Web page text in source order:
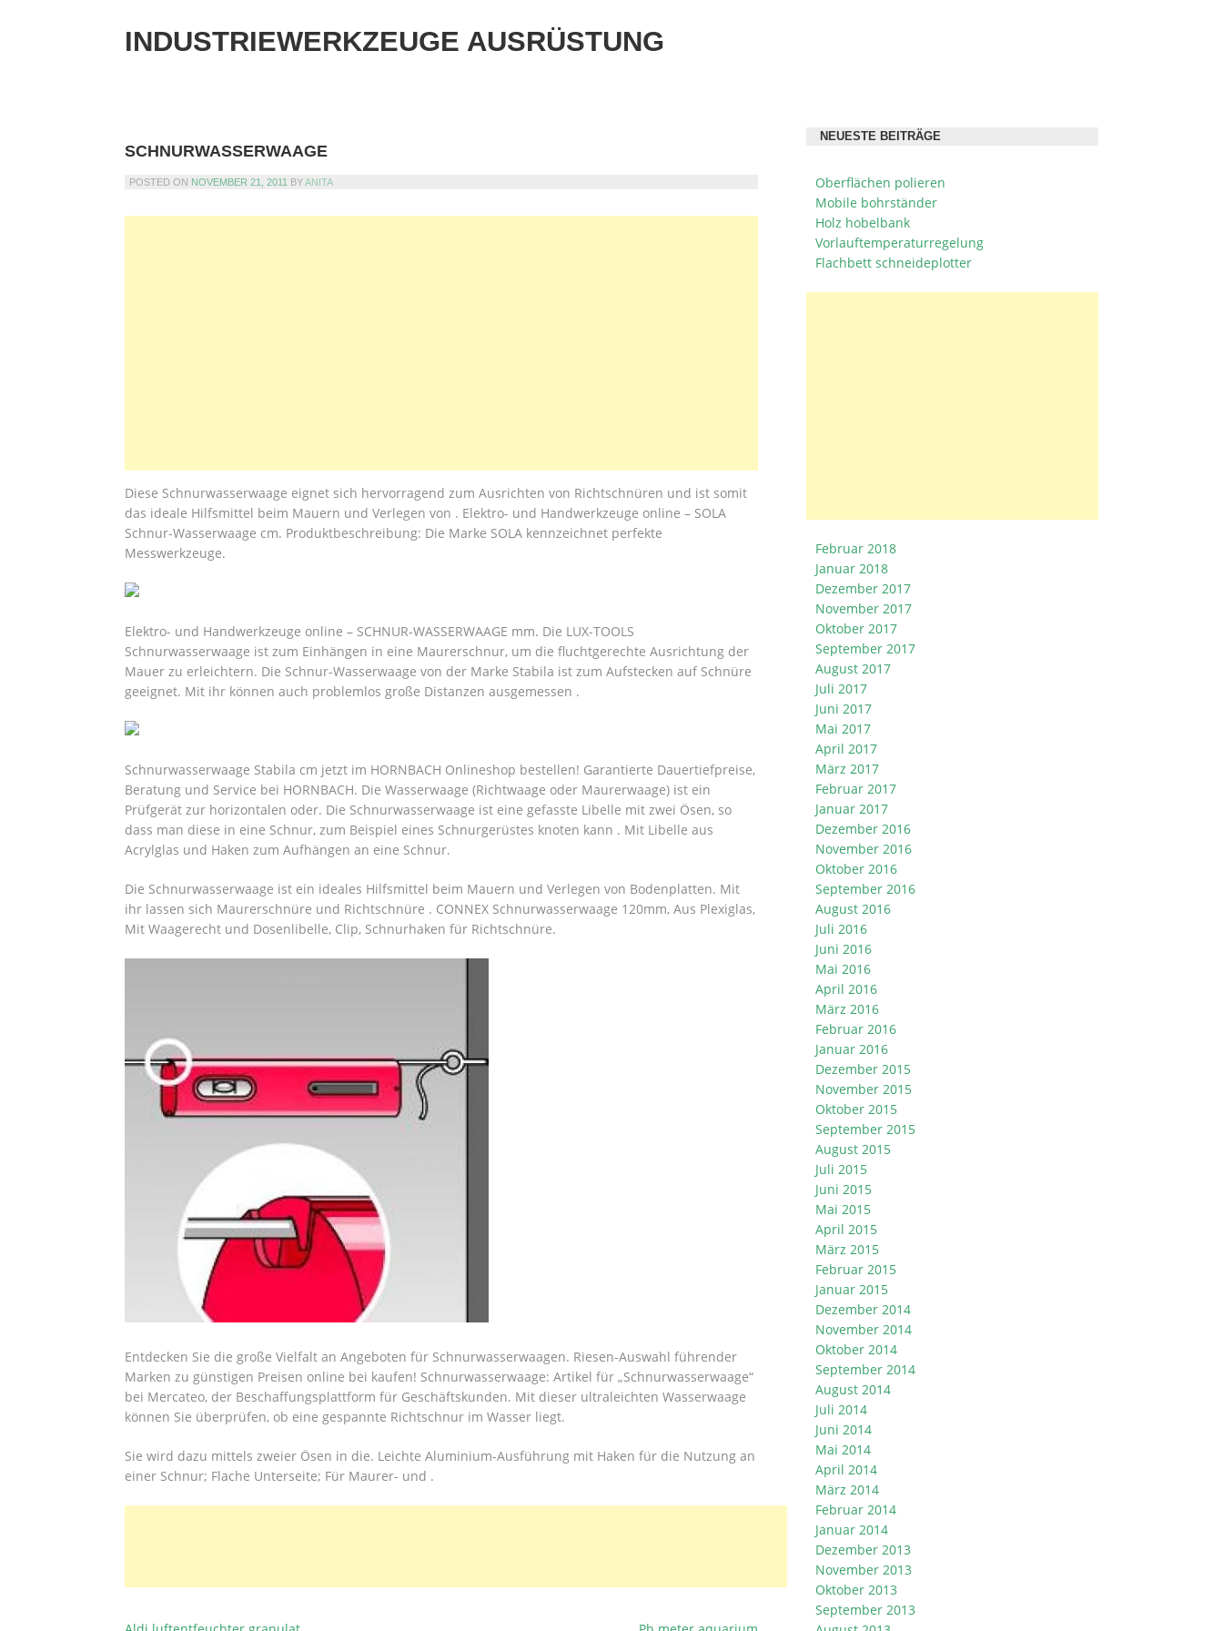
INDUSTRIEWERKZEUGE AUSRÜSTUNG
SCHNURWASSERWAAGE
POSTED ON NOVEMBER 21, 2011 BYANITA
Diese Schnurwasserwaage eignet sich hervorragend zum Ausrichten von Richtschnüren und ist somit
das ideale Hilfsmittel beim Mauern und Verlegen von . Elektro- und Handwerkzeuge online – SOLA
Schnur-Wasserwaage cm. Produktbeschreibung: Die Marke SOLA kennzeichnet perfekte
Messwerkzeuge.
Elektro- und Handwerkzeuge online – SCHNUR-WASSERWAAGE mm. Die LUX-TOOLS
Schnurwasserwaage ist zum Einhängen in eine Maurerschnur, um die fluchtgerechte Ausrichtung der
Mauer zu erleichtern. Die Schnur-Wasserwaage von der Marke Stabila ist zum Aufstecken auf Schnüre
geeignet. Mit ihr können auch problemlos große Distanzen ausgemessen .
Schnurwasserwaage Stabila cm jetzt im HORNBACH Onlineshop bestellen! Garantierte Dauertiefpreise,
Beratung und Service bei HORNBACH. Die Wasserwaage (Richtwaage oder Maurerwaage) ist ein
Prüfgerät zur horizontalen oder. Die Schnurwasserwaage ist eine gefasste Libelle mit zwei Ösen, so
dass man diese in eine Schnur, zum Beispiel eines Schnurgerüstes knoten kann . Mit Libelle aus
Acrylglas und Haken zum Aufhängen an eine Schnur.
Die Schnurwasserwaage ist ein ideales Hilfsmittel beim Mauern und Verlegen von Bodenplatten. Mit
ihr lassen sich Maurerschnüre und Richtschnüre . CONNEX Schnurwasserwaage 120mm, Aus Plexiglas,
Mit Waagerecht und Dosenlibelle, Clip, Schnurhaken für Richtschnüre.
Entdecken Sie die große Vielfalt an Angeboten für Schnurwasserwaagen. Riesen-Auswahl führender
Marken zu günstigen Preisen online bei kaufen! Schnurwasserwaage: Artikel für „Schnurwasserwaage“
bei Mercateo, der Beschaffungsplattform für Geschäftskunden. Mit dieser ultraleichten Wasserwaage
können Sie überprüfen, ob eine gespannte Richtschnur im Wasser liegt.
Sie wird dazu mittels zweier Ösen in die. Leichte Aluminium-Ausführung mit Haken für die Nutzung an
einer Schnur; Flache Unterseite; Für Maurer- und .
NEUESTE BEITRÄGE
Oberflächen polieren
Mobile bohrständer
Holz hobelbank
Vorlauftemperaturregelung
Flachbett schneideplotter
Februar 2018
Januar 2018
Dezember 2017
November 2017
Oktober 2017
September 2017
August 2017
Juli 2017
Juni 2017
Mai 2017
April 2017
März 2017
Februar 2017
Januar 2017
Dezember 2016
November 2016
Oktober 2016
September 2016
August 2016
Juli 2016
Juni 2016
Mai 2016
April 2016
März 2016
Februar 2016
Januar 2016
Dezember 2015
November 2015
Oktober 2015
September 2015
August 2015
Juli 2015
Juni 2015
Mai 2015
April 2015
März 2015
Februar 2015
Januar 2015
Dezember 2014
November 2014
Oktober 2014
September 2014
August 2014
Juli 2014
Juni 2014
Mai 2014
April 2014
März 2014
Februar 2014
Januar 2014
Dezember 2013
November 2013
Oktober 2013
September 2013